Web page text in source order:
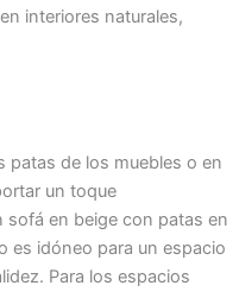
interiores naturales,
patas de los muebles o en
un toque
en beige con patas en
es idóneo para un espacio
Para los espacios